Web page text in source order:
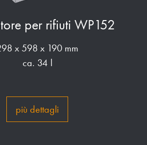
per rifiuti WP152
x 598 x 190 mm
ca. 34 l
più dettagli